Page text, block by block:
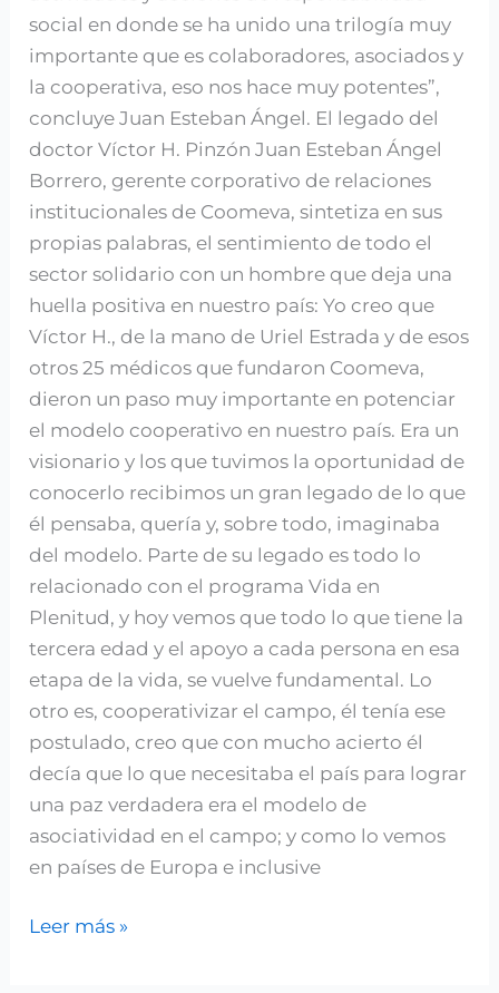
social en donde se ha unido una trilogía muy
importante que es colaboradores, asociados y
la cooperativa, eso nos hace muy potentes”,
concluye Juan Esteban Ángel. El legado del
doctor Víctor H. Pinzón Juan Esteban Ángel
Borrero, gerente corporativo de relaciones
institucionales de Coomeva, sintetiza en sus
propias palabras, el sentimiento de todo el
sector solidario con un hombre que deja una
huella positiva en nuestro país: Yo creo que
Víctor H., de la mano de Uriel Estrada y de esos
otros 25 médicos que fundaron Coomeva,
dieron un paso muy importante en potenciar
el modelo cooperativo en nuestro país. Era un
visionario y los que tuvimos la oportunidad de
conocerlo recibimos un gran legado de lo que
él pensaba, quería y, sobre todo, imaginaba
del modelo. Parte de su legado es todo lo
relacionado con el programa Vida en
Plenitud, y hoy vemos que todo lo que tiene la
tercera edad y el apoyo a cada persona en esa
etapa de la vida, se vuelve fundamental. Lo
otro es, cooperativizar el campo, él tenía ese
postulado, creo que con mucho acierto él
decía que lo que necesitaba el país para lograr
una paz verdadera era el modelo de
asociatividad en el campo; y como lo vemos
en países de Europa e inclusive
Leer más »